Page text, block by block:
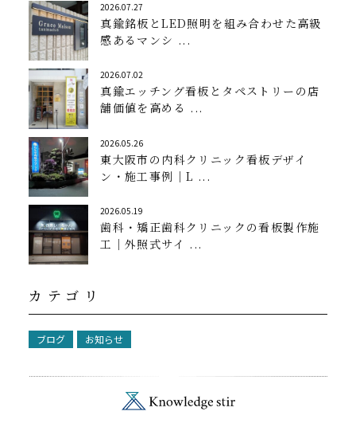
2026.07.27
真鍮銘板とLED照明を組み合わせた高級
感あるマンシ ...
2026.07.02
真鍮エッチング看板とタペストリーの店
舗価値を高める ...
2026.05.26
東大阪市の内科クリニック看板デザイ
ン・施工事例｜L ...
2026.05.19
歯科・矯正歯科クリニックの看板製作施
工｜外照式サイ ...
カテゴリ
ブログ お知らせ